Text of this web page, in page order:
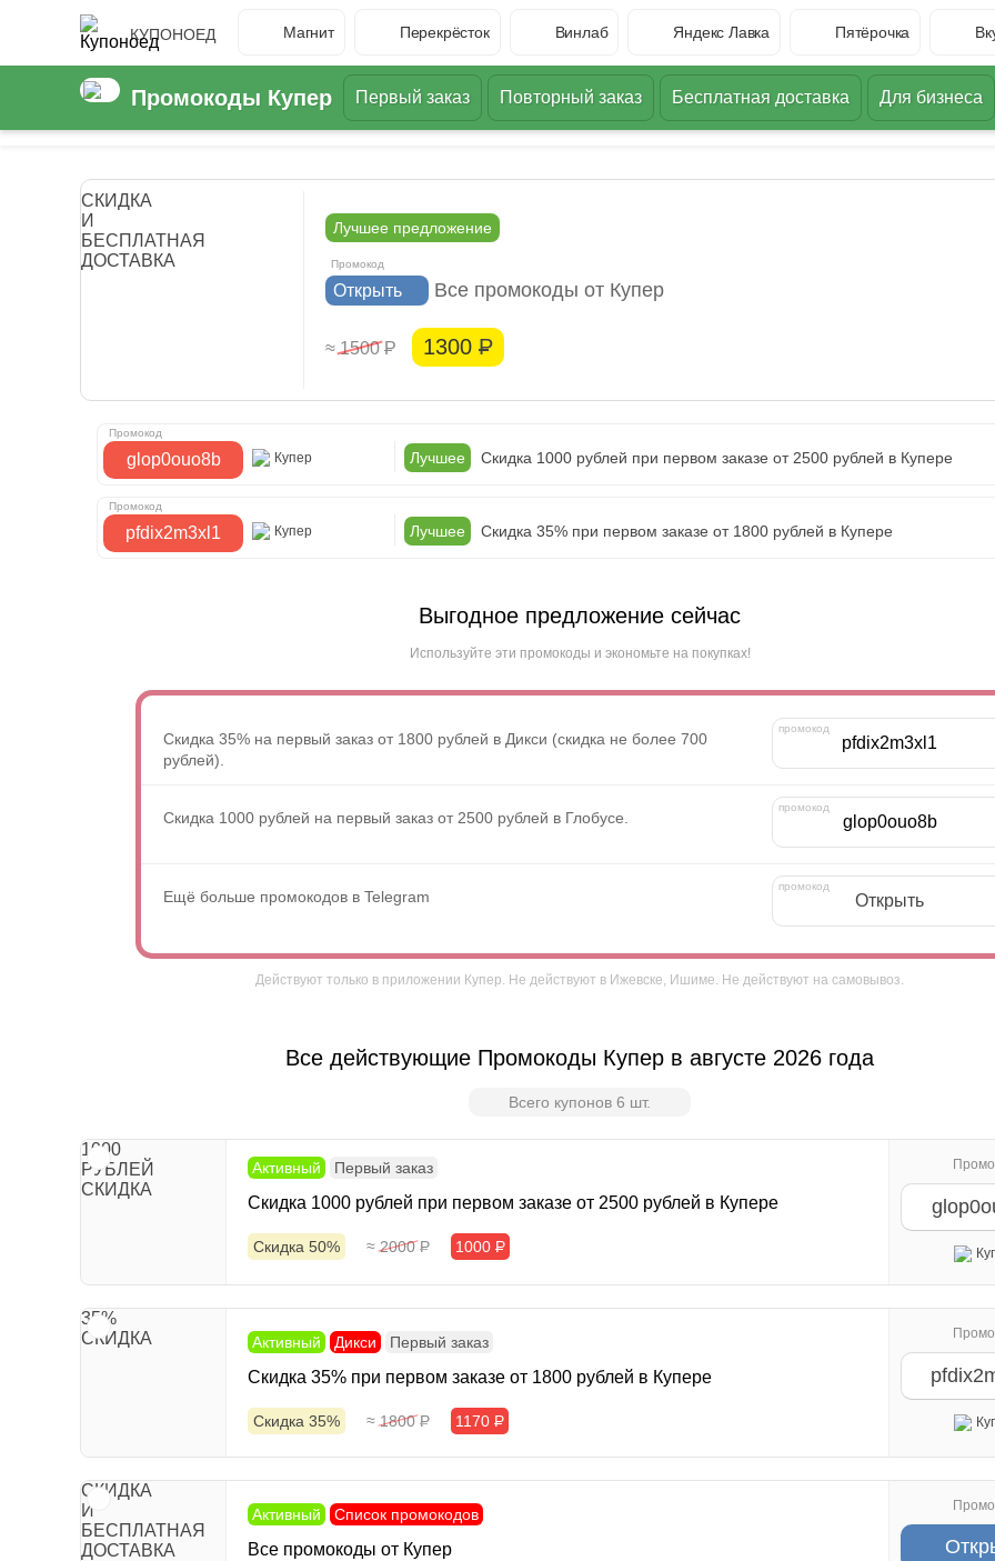
КУПОНОЕД Магнит Перекрёсток Винлаб Яндекс Лавка Пятёрочка
Промокоды Купер Первый заказ Повторный заказ Бесплатная доставка Для бизнеса
СКИДКА
И
БЕСПЛАТНАЯ
ДОСТАВКА
Лучшее предложение
Открыть Все промокоды от Купер
≈ 1500Р 1300 Р
glop0ouo8b Купер Лучшее Скидка 1000 рублей при первом заказе от 2500 рублей в Купере
pfdix2m3xl1 Купер Лучшее Скидка 35% при первом заказе от 1800 рублей в Купере
Выгодное предложение сейчас
Используйте эти промокоды и экономьте на покупках!
Скидка 35% на первый заказ от 1800 рублей в Дикси (скидка не более 700
рублей).
pfdix2m3xl1
Скидка 1000 рублей на первый заказ от 2500 рублей в Глобусе. glop0ouo8b
Ещё больше промокодов в Telegram Открыть
Действуют только в приложении Купер. Не действуют в Ижевске, Ишиме. Не действуют на самовывоз.
Все действующие Промокоды Купер в августе 2026 года
Всего купонов 6 шт.
1000
РУБЛЕЙ
СКИДКА
Активный Первый заказ
Скидка 1000 рублей при первом заказе от 2500 рублей в Купере
Скидка 50% ≈ 2000Р 1000 Р
35%
СКИДКА
Активный Дикси Первый заказ
Скидка 35% при первом заказе от 1800 рублей в Купере
Скидка 35% ≈ 1800Р 1170 Р
СКИДКА
И
БЕСПЛАТНАЯ
ДОСТАВКА
Активный Список промокодов
Все промокоды от Купер